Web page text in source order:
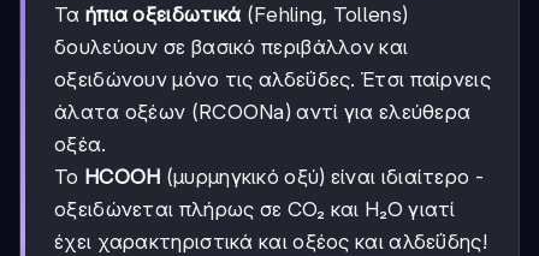
Τα ήπια οξειδωτικά (Fehling, Tollens)
δουλεύουν σε βασικό περιβάλλον και
οξειδώνουν μόνο τις αλδεΰδες. Έτσι παίρνεις
άλατα οξέων (RCOONa) αντί για ελεύθερα
οξέα.
Το HCOOH (μυρμηγκικό οξύ) είναι ιδιαίτερο -
οξειδώνεται πλήρως σε CO₂ και H₂O γιατί
έχει χαρακτηριστικά και οξέος και αλδεΰδης!